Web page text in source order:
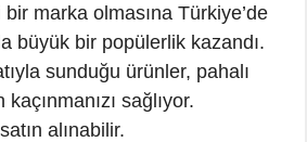
marka olmasına Türkiye’de
büyük bir popülerlik kazandı.
sunduğu ürünler, pahalı
sağlıyor.
alınabilir.